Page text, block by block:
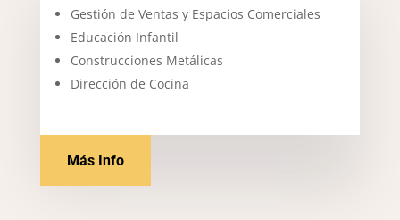
Gestión de Ventas y Espacios Comerciales
Educación Infantil
Construcciones Metálicas
Dirección de Cocina
Más Info